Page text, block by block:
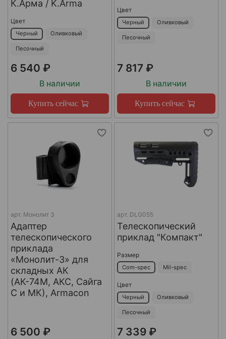
К.Арма / K.Arma
Цвет
Черный Оливковый
Песочный
6 540 ₽
В наличии
Купить сейчас
Цвет
Черный Оливковый
Песочный
7 817 ₽
В наличии
Купить сейчас
арт. Монолит 3
Адаптер
телескопического
приклада
«Монолит-3» для
складных АК
(АК-74М, АКС, Сайга
С и МК), Armacon
6 500 ₽
арт. DLG055
Телескопический
приклад "Компакт"
Размер
Com-spec Mil-spec
Цвет
Черный Оливковый
Песочный
7 339 ₽